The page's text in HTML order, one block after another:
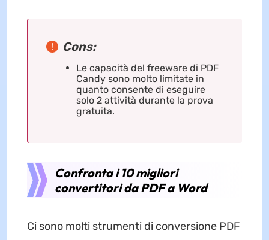
Cons:
Le capacità del freeware di PDF
Candy sono molto limitate in
quanto consente di eseguire
solo 2 attività durante la prova
gratuita.
Confronta i 10 migliori
convertitori da PDF a Word
Ci sono molti strumenti di conversione PDF